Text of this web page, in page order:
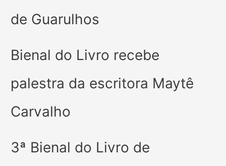
de Guarulhos
Bienal do Livro recebe
palestra da escritora Maytê
Carvalho
3ª Bienal do Livro de